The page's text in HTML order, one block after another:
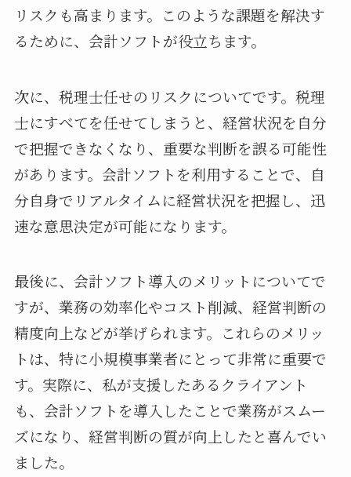
リスクも高まります。このような課題を解決す
るために、会計ソフトが役立ちます。
次に、税理士任せのリスクについてです。税理
士にすべてを任せてしまうと、経営状況を自分
で把握できなくなり、重要な判断を誤る可能性
があります。会計ソフトを利用することで、自
分自身でリアルタイムに経営状況を把握し、迅
速な意思決定が可能になります。
最後に、会計ソフト導入のメリットについてで
すが、業務の効率化やコスト削減、経営判断の
精度向上などが挙げられます。これらのメリッ
トは、特に小規模事業者にとって非常に重要で
す。実際に、私が支援したあるクライアント
も、会計ソフトを導入したことで業務がスムー
ズになり、経営判断の質が向上したと喜んでい
ました。